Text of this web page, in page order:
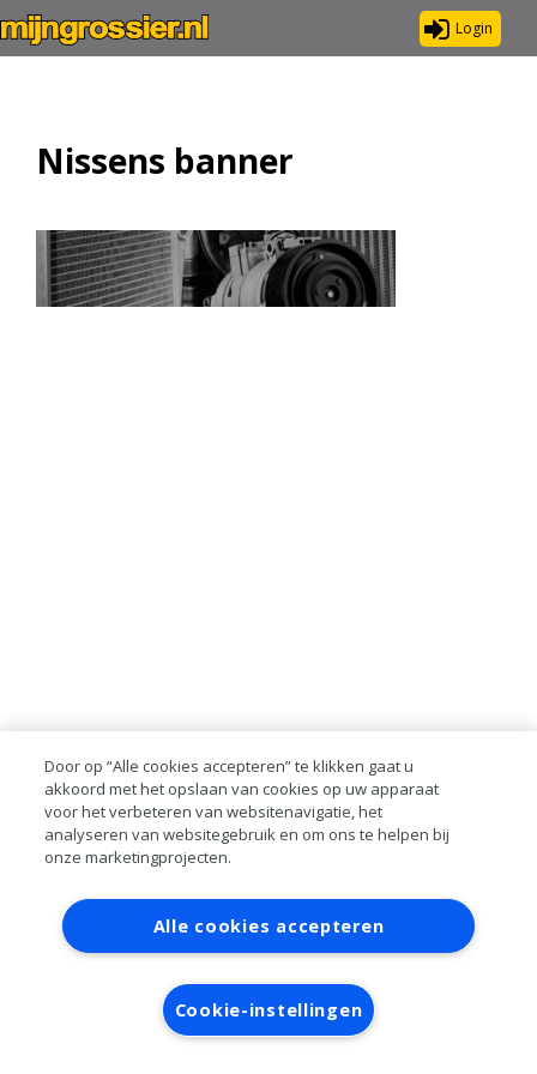
Login
Nissens banner
Contact Account aanvragen
Inloggen
RAI bestanden
Privacy
Algemene
voorwaarden
Verwerkersovereenkomst
Door op “Alle cookies accepteren” te klikken gaat u
akkoord met het opslaan van cookies op uw apparaat
voor het verbeteren van websitenavigatie, het
analyseren van websitegebruik en om ons te helpen bij
onze marketingprojecten.
Alle cookies accepteren
Cookie-instellingen